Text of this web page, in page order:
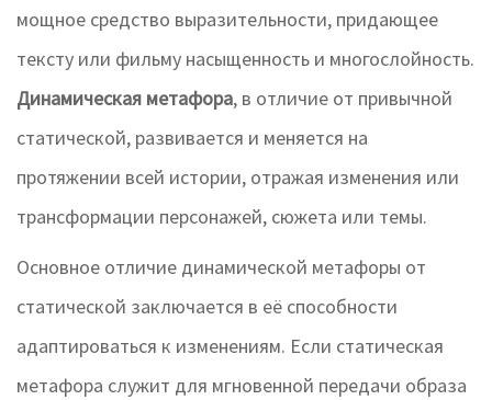
мощное средство выразительности, придающее
тексту или фильму насыщенность и многослойность.
Динамическая метафора, в отличие от привычной
статической, развивается и меняется на
протяжении всей истории, отражая изменения или
трансформации персонажей, сюжета или темы.
Основное отличие динамической метафоры от
статической заключается в её способности
адаптироваться к изменениям. Если статическая
метафора служит для мгновенной передачи образа